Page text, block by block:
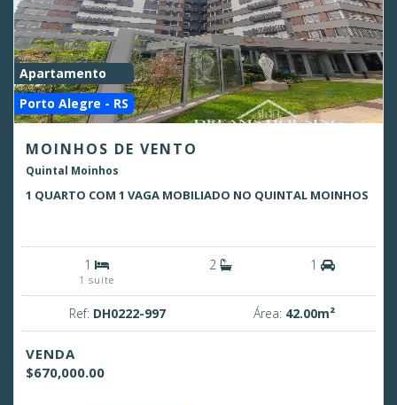
Apartamento
Porto Alegre - RS
MOINHOS DE VENTO
Quintal Moinhos
1 QUARTO COM 1 VAGA MOBILIADO NO QUINTAL MOINHOS
1
1 suíte
2 1
Ref: DH0222-997 Área: 42.00m²
VENDA
$670,000.00